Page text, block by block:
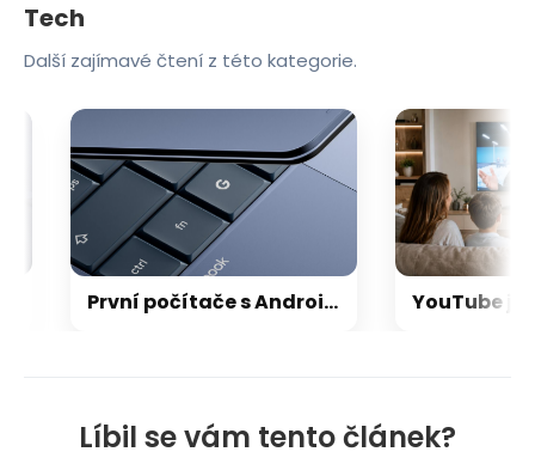
Líbil se vám tento článek?
Tech
Další zajímavé čtení z této kategorie.
První počítače s Androidem se blíží: Googlebooky od Asusu i Lenova unikly na internet